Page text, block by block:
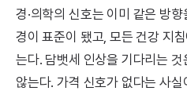
경·의학의 신호는 이미 같은 방
경이 표준이 됐고, 모든 건강 지
는다. 담뱃세 인상을 기다리는
않는다. 가격 신호가 없다는 사